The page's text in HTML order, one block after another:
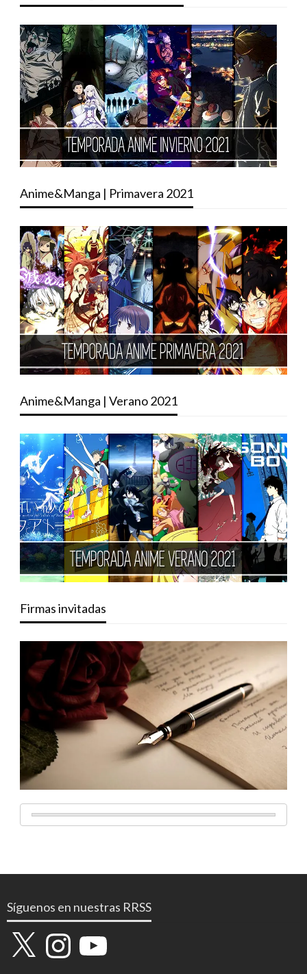
Anime&Manga | Primavera 2021
Anime&Manga | Verano 2021
Firmas invitadas
Síguenos en nuestras RRSS
X InstagramYouTube